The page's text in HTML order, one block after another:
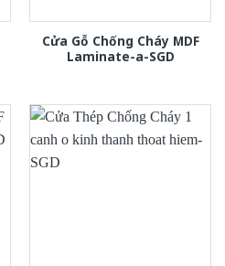
Cửa Gỗ Chống Cháy MDF
Laminate-a-SGD